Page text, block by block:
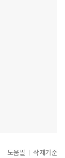
도움말 삭제기준